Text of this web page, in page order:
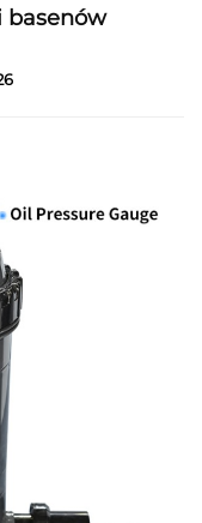
basenów